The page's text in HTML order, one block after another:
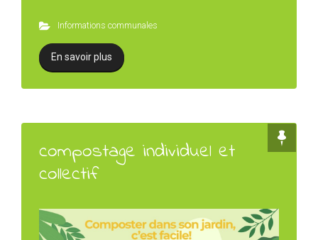
Informations communales
En savoir plus
compostage individuel et
collectif